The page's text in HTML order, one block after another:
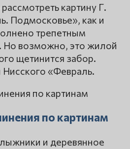
картину Г.
Подмосковье», как и
трепетным
Но возможно, это жилой
щетинится забор.
«Февраль.
по картинам
и деревянное